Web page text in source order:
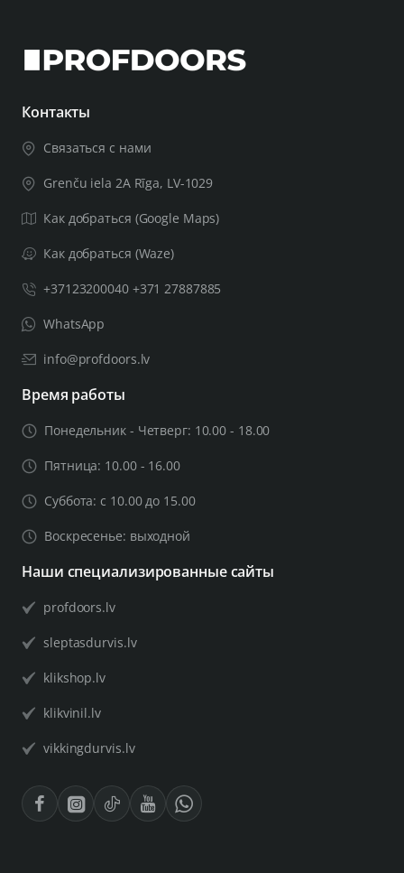
Контакты
Связаться с нами
Grenču iela 2A Rīga, LV-1029
Как добраться (Google Maps)
Как добраться (Waze)
+37123200040 +371 27887885
WhatsApp
info@profdoors.lv
Время работы
Понедельник - Четверг: 10.00 - 18.00
Пятница: 10.00 - 16.00
Суббота: с 10.00 до 15.00
Воскресенье: выходной
Наши специализированные сайты
profdoors.lv
sleptasdurvis.lv
klikshop.lv
klikvinil.lv
vikkingdurvis.lv